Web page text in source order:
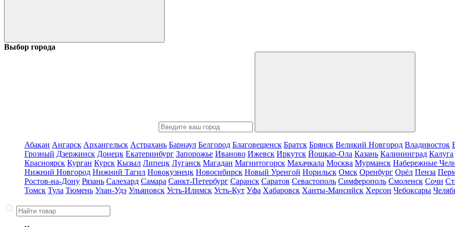
Выбор города
Абакан Ангарск Архангельск Астрахань Барнаул Белгород Благовещенск Братск Брянск Великий Новгород Владивосток
Грозный Дзержинск Донецк Екатеринбург Запорожье Иваново Ижевск Иркутск Йошкар-Ола Казань Калининград Калуга
Красноярск Курган Курск Кызыл Липецк Луганск Магадан Магнитогорск Махачкала Москва Мурманск Набережные
Нижний Новгород Нижний Тагил Новокузнецк Новосибирск Новый Уренгой Норильск Омск Оренбург Орёл Пенза
Ростов-на-Дону Рязань Салехард Самара Санкт-Петербург Саранск Саратов Севастополь Симферополь Смоленск Сочи
Томск Тула Тюмень Улан-Удэ Ульяновск Усть-Илимск Усть-Кут Уфа Хабаровск Ханты-Мансийск Херсон Чебоксары